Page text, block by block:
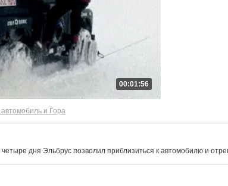
00:01:56
автомобиль и Гора
дня Эльбрус позволил приблизиться к автомобилю и